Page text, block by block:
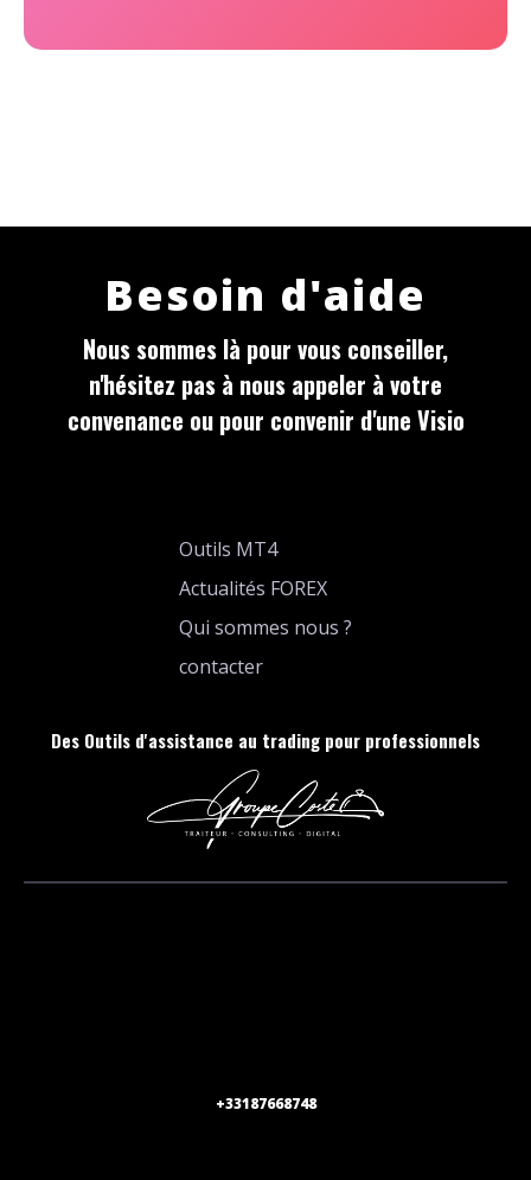
Besoin d'aide
Nous sommes là pour vous conseiller,
n'hésitez pas à nous appeler à votre
convenance ou pour convenir d'une Visio
Outils MT4
Actualités FOREX
Qui sommes nous ?
contacter
Des Outils d'assistance au trading pour professionnels
+33187668748